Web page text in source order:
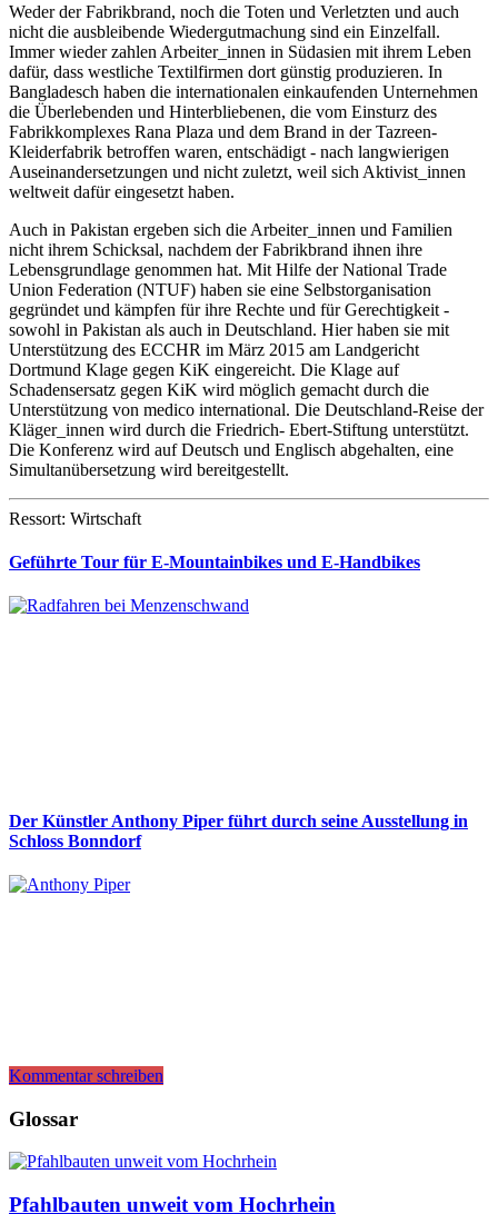
Weder der Fabrikbrand, noch die Toten und Verletzten und auch
nicht die ausbleibende Wiedergutmachung sind ein Einzelfall.
Immer wieder zahlen Arbeiter_innen in Südasien mit ihrem Leben
dafür, dass westliche Textilfirmen dort günstig produzieren. In
Bangladesch haben die internationalen einkaufenden Unternehmen
die Überlebenden und Hinterbliebenen, die vom Einsturz des
Fabrikkomplexes Rana Plaza und dem Brand in der Tazreen-
Kleiderfabrik betroffen waren, entschädigt - nach langwierigen
Auseinandersetzungen und nicht zuletzt, weil sich Aktivist_innen
weltweit dafür eingesetzt haben.
Auch in Pakistan ergeben sich die Arbeiter_innen und Familien
nicht ihrem Schicksal, nachdem der Fabrikbrand ihnen ihre
Lebensgrundlage genommen hat. Mit Hilfe der National Trade
Union Federation (NTUF) haben sie eine Selbstorganisation
gegründet und kämpfen für ihre Rechte und für Gerechtigkeit -
sowohl in Pakistan als auch in Deutschland. Hier haben sie mit
Unterstützung des ECCHR im März 2015 am Landgericht
Dortmund Klage gegen KiK eingereicht. Die Klage auf
Schadensersatz gegen KiK wird möglich gemacht durch die
Unterstützung von medico international. Die Deutschland-Reise der
Kläger_innen wird durch die Friedrich- Ebert-Stiftung unterstützt.
Die Konferenz wird auf Deutsch und Englisch abgehalten, eine
Simultanübersetzung wird bereitgestellt.
Ressort: Wirtschaft
Geführte Tour für E-Mountainbikes und E-Handbikes
Der Künstler Anthony Piper führt durch seine Ausstellung in
Schloss Bonndorf
Kommentar schreiben
Glossar
Pfahlbauten unweit vom Hochrhein